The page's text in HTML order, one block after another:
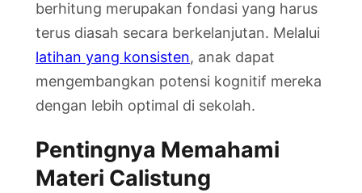
berhitung merupakan fondasi yang harus
terus diasah secara berkelanjutan. Melalui
latihan yang konsisten, anak dapat
mengembangkan potensi kognitif mereka
dengan lebih optimal di sekolah.
Pentingnya Memahami
Materi Calistung